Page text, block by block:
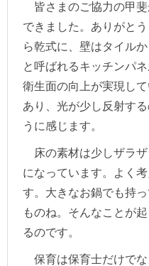
皆さまのご協力の甲
できました。ありがと
ら乾式に、壁はタイル
と呼ばれるキッチンパ
衛生面の向上が実現し
あり、光が少し反射す
うに感じます。
床の素材は少しザラザ
になっています。よく
す。大きなお鍋でも持
ものね。そんなことが
るのです。
保育は保育士だけで